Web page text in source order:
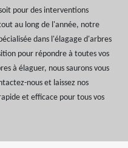
pour des interventions
au long de l'année, notre
dans l'élagage d'arbres
pour répondre à toutes vos
à élaguer, nous saurons vous
nous et laissez nos
et efficace pour tous vos